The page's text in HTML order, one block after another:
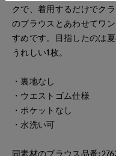
クで、着用するだけでク
のブラウスとあわせてワ
すめです。目指したのは
うれしい1枚。
・裏地なし
・ウエストゴム仕様
・ポケットなし
・水洗い可
同素材のブラウス品番